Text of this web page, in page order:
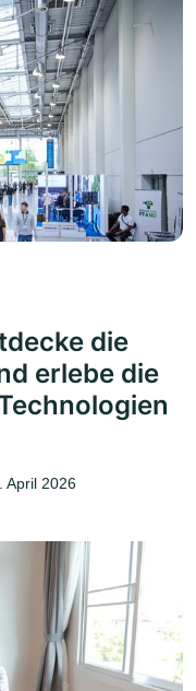
die
erlebe die
April 2026